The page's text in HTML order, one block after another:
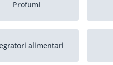
Profumi
alimentari